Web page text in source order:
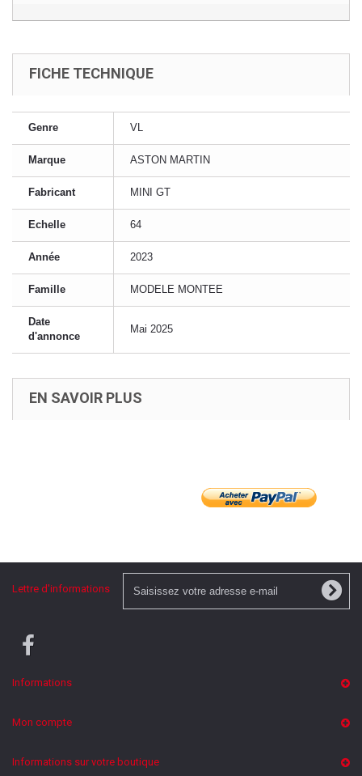
FICHE TECHNIQUE
Genre VL
Marque ASTON MARTIN
Fabricant MINI GT
Echelle 64
Année 2023
Famille MODELE MONTEE
Date
d'annonce
Mai 2025
EN SAVOIR PLUS
Lettre d'informations
Informations
Mon compte
Informations sur votre boutique